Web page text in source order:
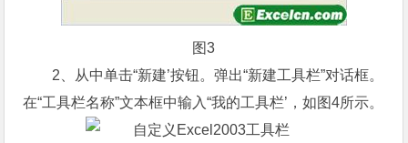
图3
2、从中单击“新建’按钮。弹出“新建工具栏”对话框。
在“工具栏名称”文本框中输入“我的工具栏’，如图4所示。